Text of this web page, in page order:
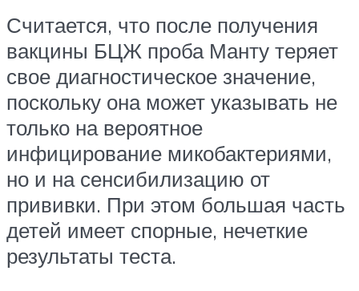
Считается, что после получения
вакцины БЦЖ проба Манту теряет
свое диагностическое значение,
поскольку она может указывать не
только на вероятное
инфицирование микобактериями,
но и на сенсибилизацию от
прививки. При этом большая часть
детей имеет спорные, нечеткие
результаты теста.